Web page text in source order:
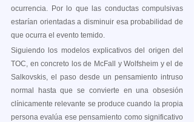
ocurrencia. Por lo que las conductas compulsivas
estarían orientadas a disminuir esa probabilidad de
que ocurra el evento temido.
Siguiendo los modelos explicativos del origen del
TOC, en concreto los de McFall y Wolfsheim y el de
Salkovskis, el paso desde un pensamiento intruso
normal hasta que se convierte en una obsesión
clínicamente relevante se produce cuando la propia
persona evalúa ese pensamiento como significativo